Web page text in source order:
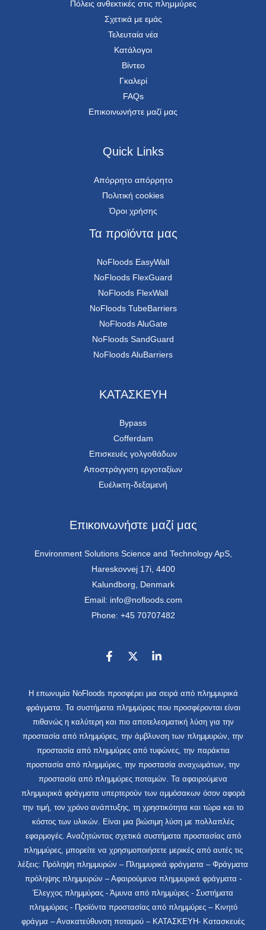
Πόλεις ανθεκτικές στις πλημμύρες
Σχετικά με εμάς
Τελευταία νέα
Κατάλογοι
Βίντεο
Γκαλερί
FAQs
Επικοινωνήστε μαζί μας
Quick Links
Απόρρητο απόρρητο
Πολιτική cookies
Όροι χρήσης
Τα προϊόντα μας
NoFloods EasyWall
NoFloods FlexGuard
NoFloods FlexWall
NoFloods TubeBarriers
NoFloods AluGate
NoFloods SandGuard
NoFloods AluBarriers
ΚΑΤΑΣΚΕΥΗ
Bypass
Cofferdam
Επισκευές γολγοθάδων
Αποστράγγιση εργοταξίων
Ευέλικτη-δεξαμενή
Επικοινωνήστε μαζί μας
Environment Solutions Science and Technology ApS,
Hareskovvej 17i, 4400
Kalundborg, Denmark
Email: info@nofloods.com
Phone: +45 70707482
Η επωνυμία NoFloods προσφέρει μια σειρά από πλημμυρικά
φράγματα. Τα συστήματα πλημμύρας που προσφέρονται είναι
πιθανώς η καλύτερη και πιο αποτελεσματική λύση για την
προστασία από πλημμύρες, την άμβλυνση των πλημμυρών, την
προστασία από πλημμύρες από τυφώνες, την παράκτια
προστασία από πλημμύρες, την προστασία αναχωμάτων, την
προστασία από πλημμύρες ποταμών. Τα αφαιρούμενα
πλημμυρικά φράγματα υπερτερούν των αμμόσακων όσον αφορά
την τιμή, τον χρόνο ανάπτυξης, τη χρηστικότητα και τώρα και το
κόστος των υλικών. Είναι μια βιώσιμη λύση με πολλαπλές
εφαρμογές. Αναζητώντας σχετικά συστήματα προστασίας από
πλημμύρες, μπορείτε να χρησιμοποιήσετε μερικές από αυτές τις
λέξεις: Πρόληψη πλημμυρών – Πλημμυρικά φράγματα – Φράγματα
πρόληψης πλημμυρών – Αφαιρούμενα πλημμυρικά φράγματα -
Έλεγχος πλημμύρας - Άμυνα από πλημμύρες - Συστήματα
πλημμύρας - Προϊόντα προστασίας από πλημμύρες – Κινητό
φράγμα – Ανακατεύθυνση ποταμού – ΚΑΤΑΣΚΕΥΗ- Κατασκευές